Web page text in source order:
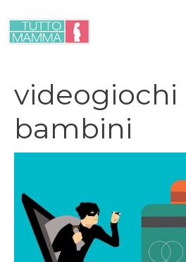
contenuto
videogiochi
bambini